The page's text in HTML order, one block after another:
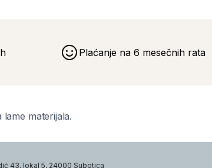
Plaćanje na 6 mesečnih rata
lame materijala.
43, lokal 5, 24000 Subotica